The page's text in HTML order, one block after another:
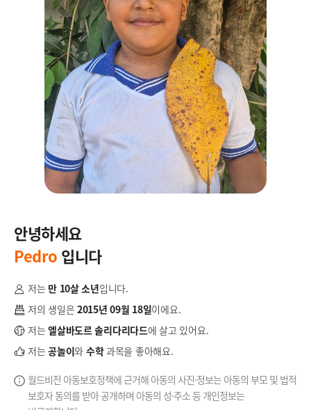
안녕하세요
Pedro 입니다
저는 만 10살 소년입니다.
저의 생일은2015년 09월 18일이에요.
저는엘살바도르 솔리다리다드에 살고 있어요.
저는공놀이와 수학과목을 좋아해요.
월드비전 아동보호정책에 근거해 아동의 사진·정보는 아동의 부모 및 법적
보호자 동의를 받아 공개하며 아동의 성·주소 등 개인정보는